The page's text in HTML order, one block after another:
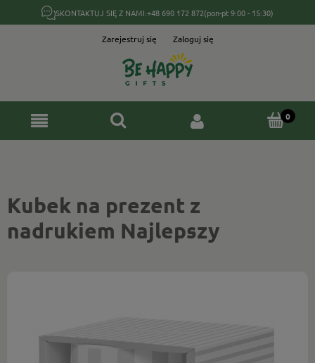
SKONTAKTUJ SIĘ Z NAMI:+48 690 172 872(pon-pt 9:00 - 15:30)
Zarejestruj się Zaloguj się
Kubek na prezent z
nadrukiem Najlepszy